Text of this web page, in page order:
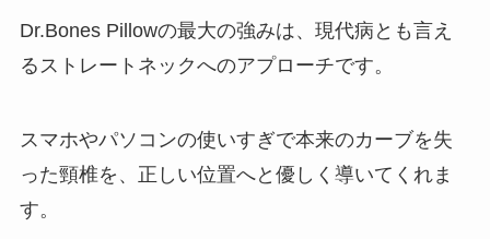
Dr.Bones Pillowの最大の強みは、現代病とも言え
るストレートネックへのアプローチです。
スマホやパソコンの使いすぎで本来のカーブを失
った頸椎を、正しい位置へと優しく導いてくれま
す。